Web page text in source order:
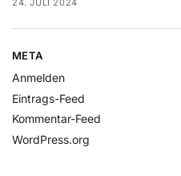
META
Anmelden
Eintrags-Feed
Kommentar-Feed
WordPress.org